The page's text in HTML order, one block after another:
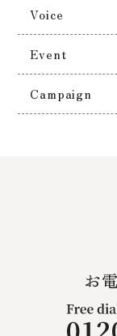
Voice
Event
Campaign
お